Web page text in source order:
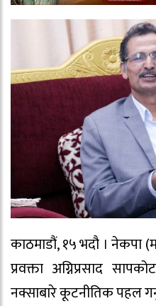
काठमाडौं, १५ भदौ । नेकपा
प्रवक्ता अग्निप्रसाद
नक्साबारे कूटनीतिक पहल